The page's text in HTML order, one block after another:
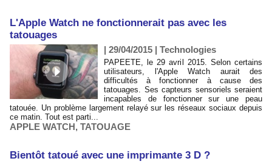
L'Apple Watch ne fonctionnerait pas avec les
tatouages
| 29/04/2015 | Technologies
PAPEETE, le 29 avril 2015. Selon certains
utilisateurs, l'Apple Watch aurait des
difficultés à fonctionner à cause des
tatouages. Ses capteurs sensoriels seraient
incapables de fonctionner sur une peau
tatouée. Un problème largement relayé sur les réseaux sociaux depuis
ce matin. Tout est parti...
APPLE WATCH, TATOUAGE
Bientôt tatoué avec une imprimante 3 D ?